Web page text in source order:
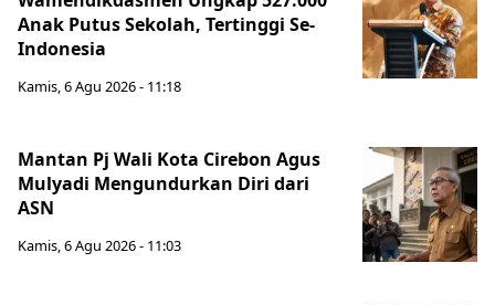
Anak Putus Sekolah, Tertinggi Se-
Indonesia
Kamis, 6 Agu 2026 - 11:18
Mantan Pj Wali Kota Cirebon Agus
Mulyadi Mengundurkan Diri dari
ASN
Kamis, 6 Agu 2026 - 11:03